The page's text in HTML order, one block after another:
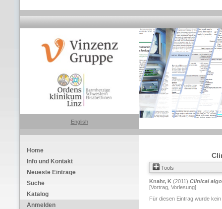
English
Home
Info und Kontakt
Neueste Einträge
Suche
Katalog
Anmelden
Tools
Knahr, K (2011) Clinical
[Vortrag, Vorlesung]
Für diesen Eintrag wurde